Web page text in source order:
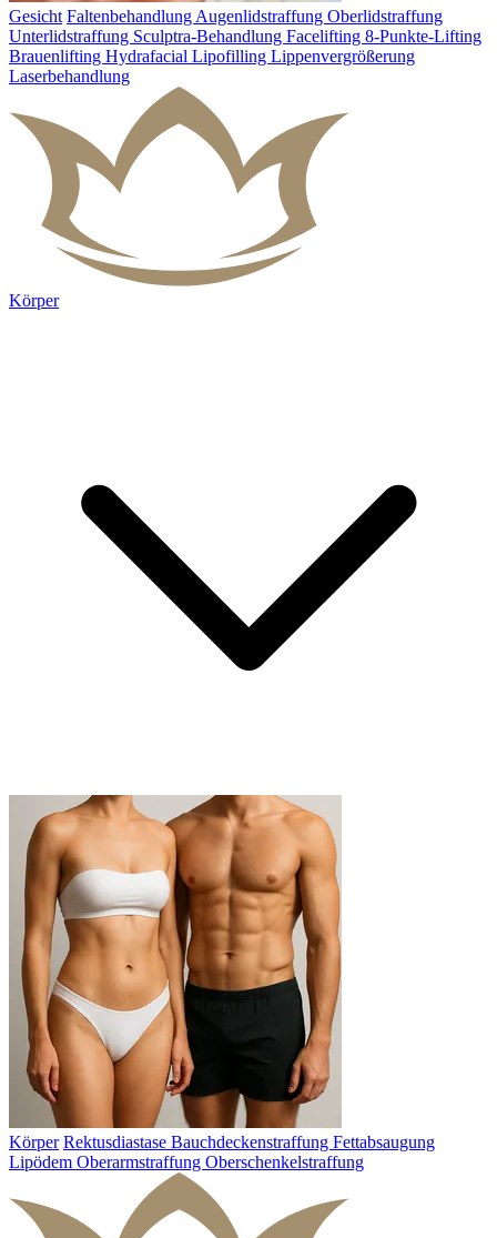
Gesicht Faltenbehandlung Augenlidstraffung Oberlidstraffung
Unterlidstraffung Sculptra-Behandlung Facelifting 8-Punkte-Lifting
Brauenlifting Hydrafacial Lipofilling Lippenvergrößerung
Laserbehandlung
Körper
Körper Rektusdiastase Bauchdeckenstraffung Fettabsaugung
Lipödem Oberarmstraffung Oberschenkelstraffung